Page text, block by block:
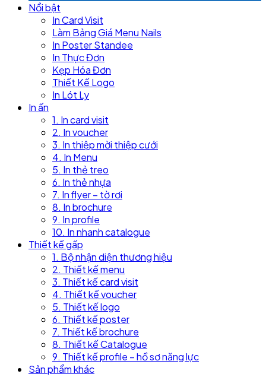
Nổi bật
In Card Visit
Làm Bảng Giá Menu Nails
In Poster Standee
In Thực Đơn
Kẹp Hóa Đơn
Thiết Kế Logo
In Lót Ly
In ấn
1. In card visit
2. In voucher
3. In thiệp mời thiệp cưới
4. In Menu
5. In thẻ treo
6. In thẻ nhựa
7. In flyer – tờ rơi
8. In brochure
9. In profile
10. In nhanh catalogue
Thiết kế gấp
1. Bộ nhận diện thương hiệu
2. Thiết kế menu
3. Thiết kế card visit
4. Thiết kế voucher
5. Thiết kế logo
6. Thiết kế poster
7. Thiết kế brochure
8. Thiết kế Catalogue
9. Thiết kế profile – hồ sơ năng lực
Sản phẩm khác